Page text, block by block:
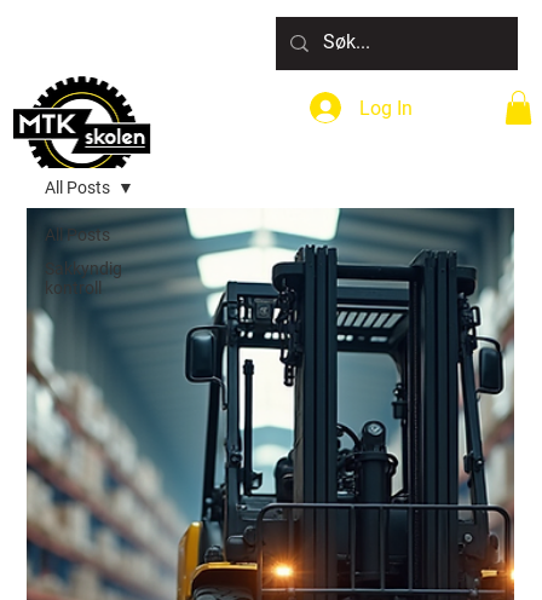
Log In
All Posts
Sakkyndig
kontroll
All Posts